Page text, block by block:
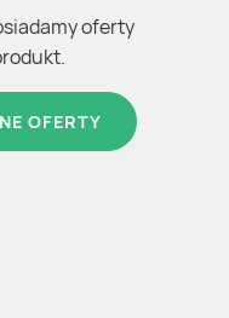
oferty
OFERTY